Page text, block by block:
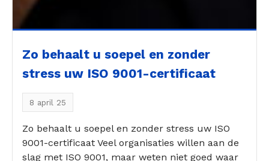
Zo behaalt u soepel en zonder
stress uw ISO 9001-certificaat
8 april 25
Zo behaalt u soepel en zonder stress uw ISO
9001-certificaat Veel organisaties willen aan de
slag met ISO 9001, maar weten niet goed waar